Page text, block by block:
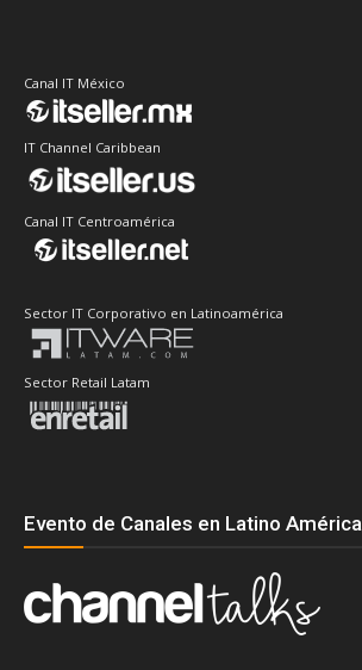
Canal IT México
IT Channel Caribbean
Canal IT Centroamérica
Sector IT Corporativo en Latinoamérica
Sector Retail Latam
Evento de Canales en Latino América